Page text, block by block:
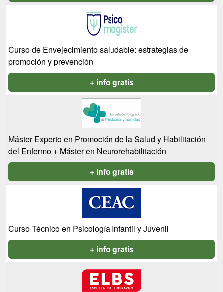
Curso de Envejecimiento saludable: estrategias de
promoción y prevención
+ info gratis
Máster Experto en Promoción de la Salud y Habilitación
del Enfermo + Máster en Neurorehabilitación
+ info gratis
Curso Técnico en Psicología Infantil y Juvenil
+ info gratis